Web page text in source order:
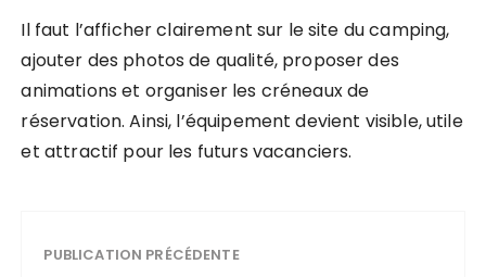
Il faut l’afficher clairement sur le site du camping,
ajouter des photos de qualité, proposer des
animations et organiser les créneaux de
réservation. Ainsi, l’équipement devient visible, utile
et attractif pour les futurs vacanciers.
PUBLICATION PRÉCÉDENTE